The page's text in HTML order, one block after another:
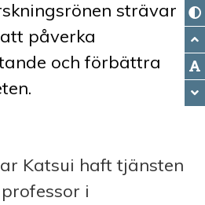
strävar
påverka
och förbättra
Katsui haft tjänsten
i